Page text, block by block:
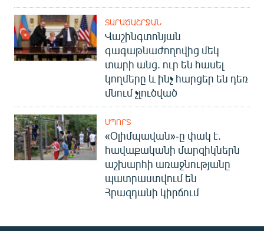
ՏԱՐԱԾԱՇՐՋԱՆ
Վաշինգտոնյան
գագաթնաժողովից մեկ
տարի անց. ուր են հասել
կողմերը և ինչ հարցեր են դեռ
մնում չլուծված
ՍՊՈՐՏ
«Օլիմպավան»-ը փակ է.
հավաքականի մարզիկներն
աշխարհի առաջնությանը
պատրաստվում են
Հրազդանի կիրճում